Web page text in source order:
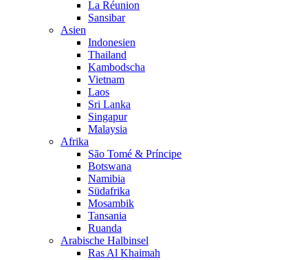
La Réunion
Sansibar
Asien
Indonesien
Thailand
Kambodscha
Vietnam
Laos
Sri Lanka
Singapur
Malaysia
Afrika
São Tomé & Príncipe
Botswana
Namibia
Südafrika
Mosambik
Tansania
Ruanda
Arabische Halbinsel
Ras Al Khaimah